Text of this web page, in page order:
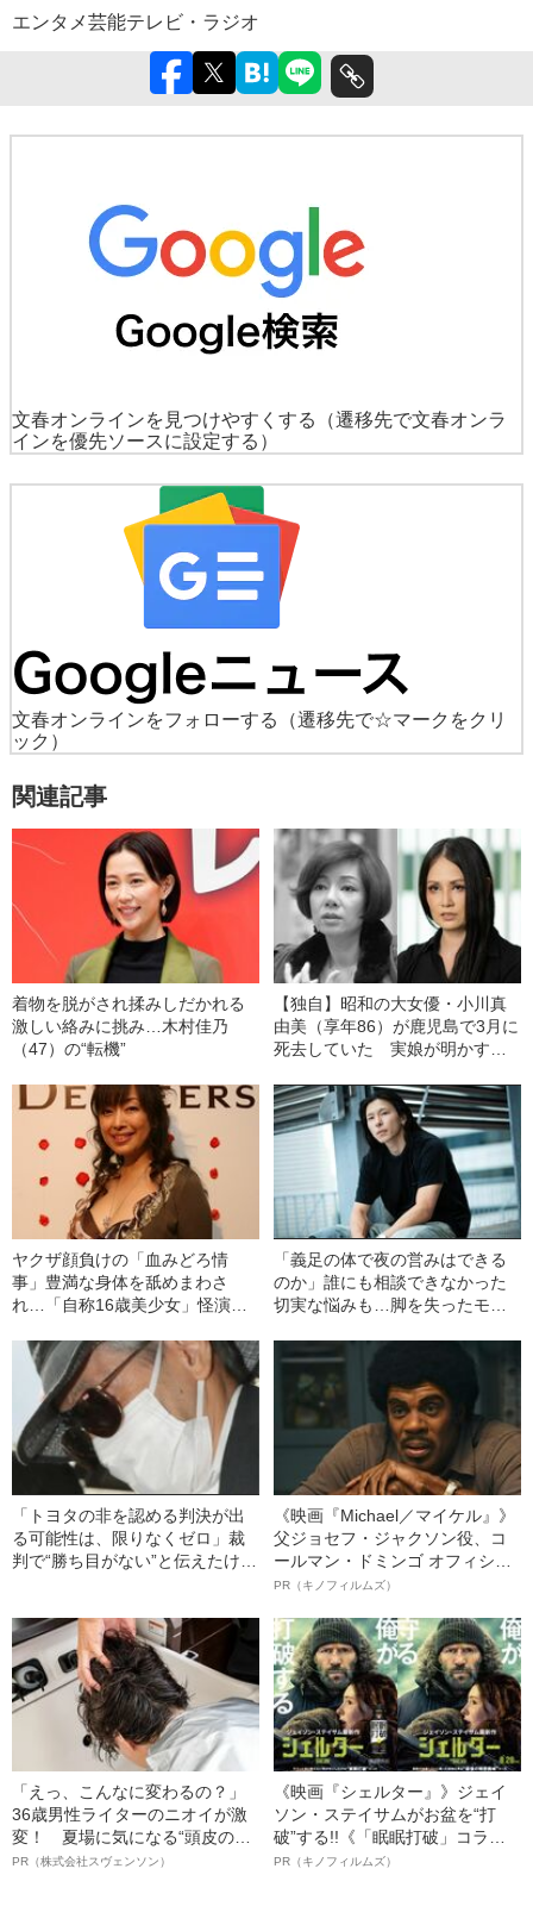
エンタメ芸能テレビ・ラジオ
文春オンラインを見つけやすくする
（遷移先で文春オンラ
インを優先ソースに設定する）
文春オンラインをフォローする
（遷移先で☆マークをクリ
ック）
関連記事
着物を脱がされ揉みしだかれる
激しい絡みに挑み…木村佳乃
（47）の“転機”
【独自】昭和の大女優・小川真
由美（享年86）が鹿児島で3月に
死去していた 実娘が明かす
ヤクザ顔負けの「血みどろ情
事」豊満な身体を舐めまわさ
れ…「自称16歳美少女」怪演
ぎる“熟れ方”
「義足の体で夜の営みはできる
のか」誰にも相談できなかった
切実な悩みも…脚を失ったモデ
運がいい」と言えるワケ
「トヨタの非を認める判決が出
る可能性は、限りなくゼロ」裁
判で“勝ち目がない”と伝えたけれ
の葛藤」
《映画『Michael／マイケル』》
父ジョセフ・ジャクソン役、コ
ールマン・ドミンゴ オフィシャ
ルインタビュー“観客を魅了した
語る”《日本興収70億円突破》
PR（キノフィルムズ）
「えっ、こんなに変わるの？」
36歳男性ライターのニオイが激
変！ 夏場に気になる“頭皮のニ
オイ”や“ベタつき”を解消す
PR（株式会社スヴェンソン）
《映画『シェルター』》ジェイ
ソン・ステイサムがお盆を“打
破”する!!《「眠眠打破」コラ
ボ》
PR（キノフィルムズ）